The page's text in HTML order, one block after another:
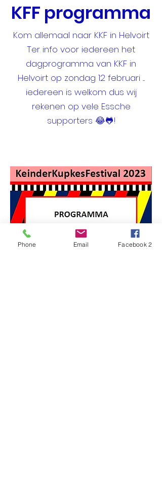
KFF programma
Kom allemaal naar KKF in Helvoirt
Ter info voor iedereen het
dagprogramma van KKF in
Helvoirt op zondag 12 februari ....
iedereen is welkom dus wij
rekenen op vele Essche
supporters 😂🐸!
Phone Email Facebook 2